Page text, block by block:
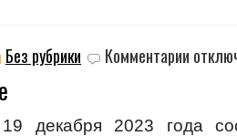
Без рубрики Комментарии записи
19 декабря 2023 года